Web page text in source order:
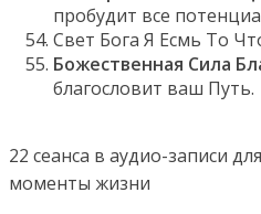
пробудит все
Свет Бога Я Есмь То
Божественная Сила
благословит ваш Путь.
22 сеанса в аудио-записи
моменты жизни